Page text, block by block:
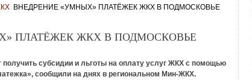
ВНЕДРЕНИЕ «УМНЫХ» ПЛАТЁЖЕК ЖКХ В ПОДМОСКОВЬЕ
ПЛАТЁЖЕК ЖКХ В ПОДМОСКОВЬЕ
субсидии и льготы на оплату услуг ЖКХ с помощью
сообщили на днях в региональном Мин-ЖКХ.